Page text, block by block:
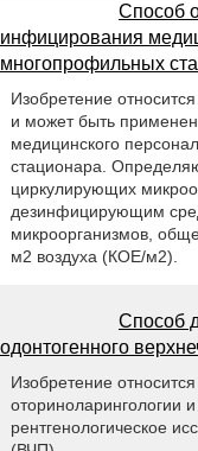
Способ
инфицирования
многопрофильных
Изобретение
и может быть
медицинского
стационара.
циркулирующих
дезинфицирующим
микроорганизмов,
м2 воздуха (КОЕ/м2).
Способ
одонтогенного
Изобретение
оториноларингологии
рентгенологическое